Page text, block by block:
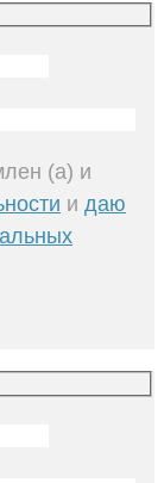
(а) и
и даю